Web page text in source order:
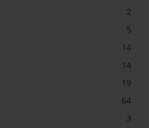
2
5
14
14
19
64
3